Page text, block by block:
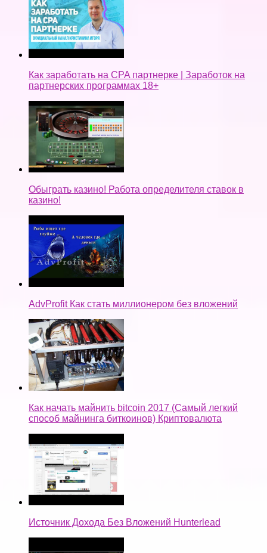
Как заработать на CPA партнерке | Заработок на
партнерских программах 18+
Обыграть казино! Работа определителя ставок в
казино!
AdvProfit Как стать миллионером без вложений
Как начать майнить bitcoin 2017 (Самый легкий
способ майнинга биткоинов) Криптовалюта
Источник Дохода Без Вложений Hunterlead